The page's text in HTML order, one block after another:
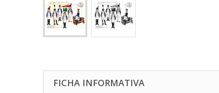
FICHA INFORMATIVA